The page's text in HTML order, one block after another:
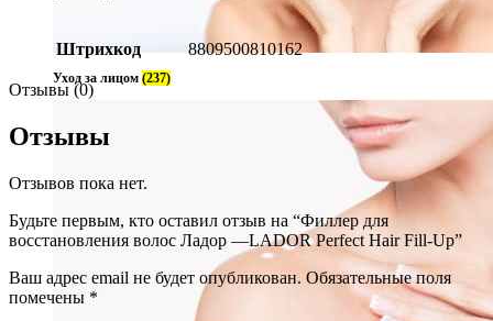
Уход за лицом (237)
Штрихкод 8809500810162
Отзывы (0)
Отзывы
Отзывов пока нет.
Будьте первым, кто оставил отзыв на “Филлер для
восстановления волос Ладор —LADOR Perfect Hair Fill-Up”
Ваш адрес email не будет опубликован. Обязательные поля
помечены *